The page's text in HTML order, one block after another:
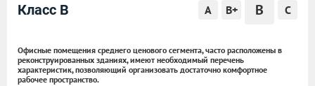
Класс B A B+ B C
Офисные помещения среднего ценового сегмента, часто расположены в
реконструированных зданиях, имеют необходимый перечень
характеристик, позволяющий организовать достаточно комфортное
рабочее пространство.